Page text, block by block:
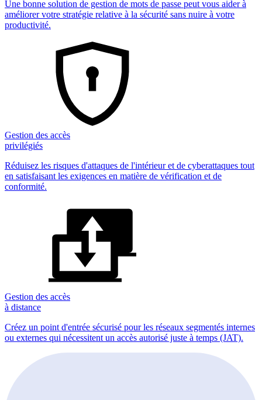
Une bonne solution de gestion de mots de passe peut vous aider à
améliorer votre stratégie relative à la sécurité sans nuire à votre
productivité.
Gestion des accès
privilégiés
Réduisez les risques d'attaques de l'intérieur et de cyberattaques tout
en satisfaisant les exigences en matière de vérification et de
conformité.
Gestion des accès
à distance
Créez un point d'entrée sécurisé pour les réseaux segmentés internes
ou externes qui nécessitent un accès autorisé juste à temps (JAT).